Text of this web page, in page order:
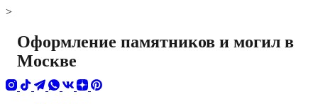
>
Оформление памятников и могил в
Москве